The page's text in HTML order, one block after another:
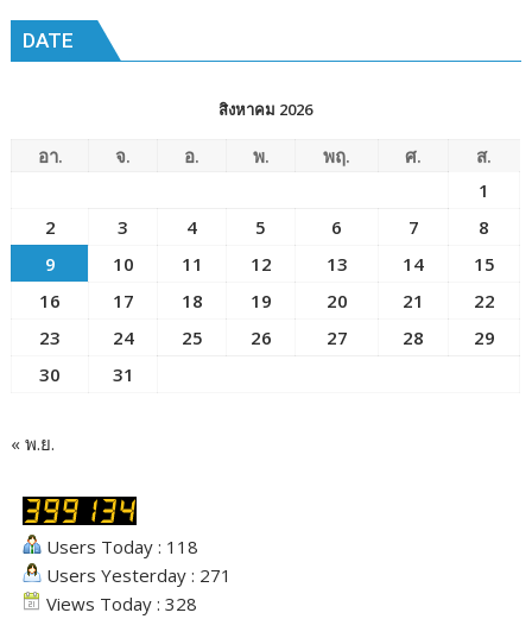
DATE
สิงหาคม 2026
อา. จ. อ. พ. พฤ. ศ.
ส.
1
2
3 4 5 6 7
8
9
10 11 12 13 14
15
16
17 18 19 20 21
22
23
24 25 26 27 28
29
30
31
« พ.ย.
Users Today : 118
Users Yesterday : 271
Views Today : 328